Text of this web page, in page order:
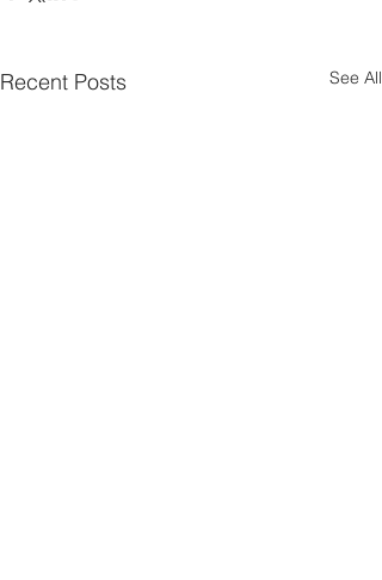
Recent Posts See All